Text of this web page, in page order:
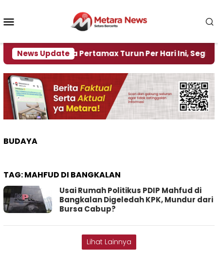
konten
News Update
Harga Pertamax Turun Per Hari Ini, Segini
BUDAYA
TAG:MAHFUD DI BANGKALAN
Usai Rumah Politikus PDIP Mahfud di
Bangkalan Digeledah KPK, Mundur dari
Bursa Cabup?
Lihat Lainnya